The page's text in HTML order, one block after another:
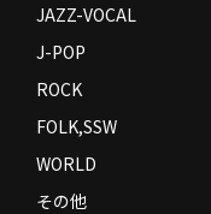
JAZZ-VOCAL
J-POP
ROCK
FOLK,SSW
WORLD
その他